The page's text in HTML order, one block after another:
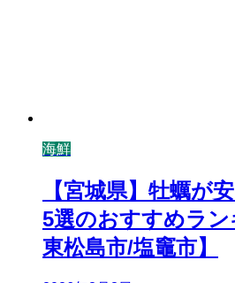
海鮮
【宮城県】牡蠣が
5選のおすすめラ
東松島市/塩竈市】